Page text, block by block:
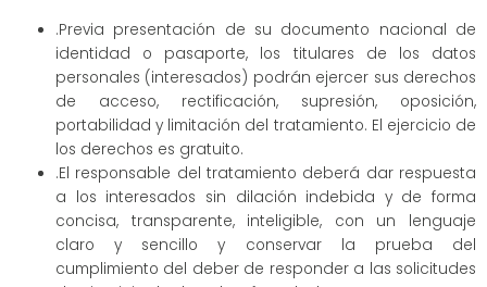
.Previa presentación de su documento nacional de
identidad o pasaporte, los titulares de los datos
personales (interesados) podrán ejercer sus derechos
de acceso, rectificación, supresión, oposición,
portabilidad y limitación del tratamiento. El ejercicio de
los derechos es gratuito.
.El responsable del tratamiento deberá dar respuesta
a los interesados sin dilación indebida y de forma
concisa, transparente, inteligible, con un lenguaje
claro y sencillo y conservar la prueba del
cumplimiento del deber de responder a las solicitudes